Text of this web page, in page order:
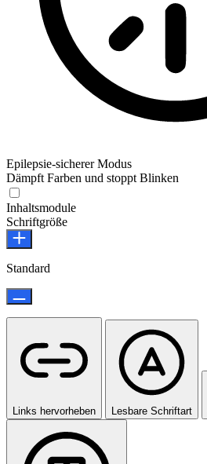
Epilepsie-sicherer Modus
Dämpft Farben und stoppt Blinken
Inhaltsmodule
Schriftgröße
Standard
Links hervorheben Lesbare Schriftart